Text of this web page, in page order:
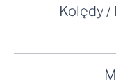
Kolędy